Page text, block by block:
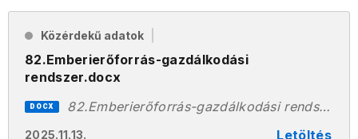
Közérdekű adatok
82.Emberierőforrás-gazdálkodási
rendszer.docx
2025.11.13. Letöltés
DOCX 82.Emberierőforrás-gazdálkodási rendszer.docx